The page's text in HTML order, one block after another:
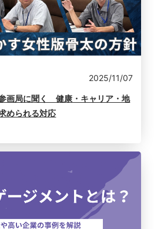
2025/11/07
画局に聞く 健康・キャリア・地
められる対応